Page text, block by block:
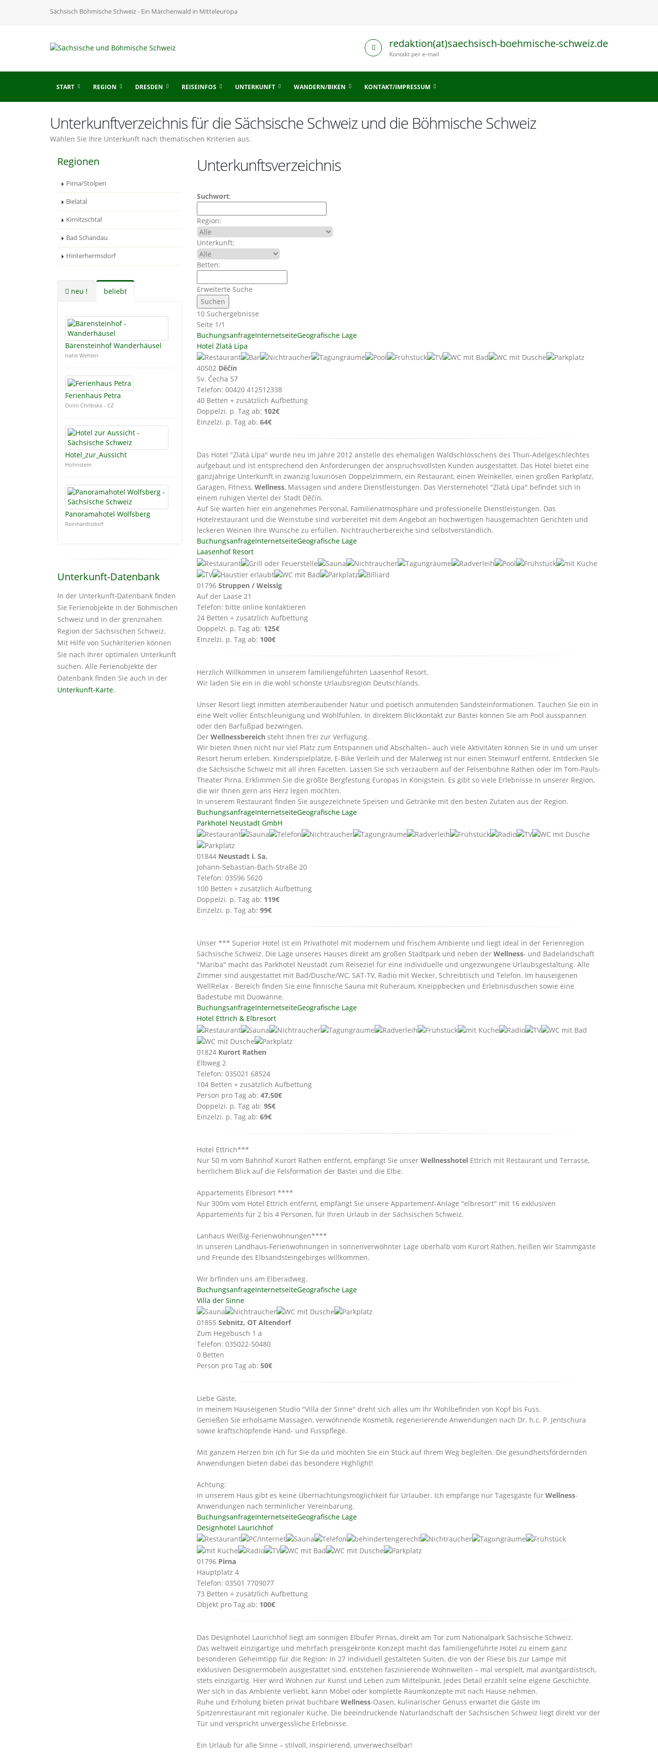
Sächsisch Böhmische Schweiz - Ein Märchenwald in Mitteleuropa
redaktion(at)saechsisch-boehmische-schweiz.de
Kontakt per e-mail
START REGION DRESDEN REISEINFOS UNTERKUNFT WANDERN/BIKEN KONTAKT/IMPRESSUM
Unterkunftverzeichnis für die Sächsische Schweiz und die Böhmische Schweiz
Wählen Sie Ihre Unterkunft nach thematischen Kriterien aus.
Regionen
Pirna/Stolpen
Bielatal
Kirnitzschtal
Bad Schandau
Hinterhermsdorf
neu ! beliebt
Bärensteinhof Wanderhäusel
nahe Wehlen
Ferienhaus Petra
Dolni Chribska - CZ
Hotel_zur_Aussicht
Hohnstein
Panoramahotel Wolfsberg
Reinhardtsdorf
Unterkunft-Datenbank
In der Unterkunft-Datenbank finden
Sie Ferienobjekte in der Böhmischen
Schweiz und in der grenznahen
Region der Sächsischen Schweiz.
Mit Hilfe von Suchkriterien können
Sie nach Ihrer optimalen Unterkunft
suchen. Alle Ferienobjekte der
Datenbank finden Sie auch in der
Unterkunft-Karte.
Unterkunftsverzeichnis
Suchwort:
Region:
Unterkunft:
Betten:
Erweiterte Suche
10 Suchergebnisse
Seite 1/1
BuchungsanfrageInternetseiteGeografische Lage
Hotel Zlatá Lípa
40502 Děčín
Sv. Čecha 57
Telefon: 00420 412512338
40 Betten + zusätzlich Aufbettung
Doppelzi. p. Tag ab: 102€
Einzelzi. p. Tag ab: 64€
Das Hotel "Zlatá Lípa" wurde neu im Jahre 2012 anstelle des ehemaligen Waldschlösschens des Thun-Adelgeschlechtes
aufgebaut und ist entsprechend den Anforderungen der anspruchsvollsten Kunden ausgestattet. Das Hotel bietet eine
ganzjährige Unterkunft in zwanzig luxuriösen Doppelzimmern, ein Restaurant, einen Weinkeller, einen großen Parkplatz,
Garagen, Fitness, Wellness, Massagen und andere Dienstleistungen. Das Viersternehotel "Zlatá Lípa" befindet sich in
einem ruhigen Viertel der Stadt Děčín.
Auf Sie warten hier ein angenehmes Personal, Familienatmosphäre und professionelle Dienstleistungen. Das
Hotelrestaurant und die Weinstube sind vorbereitet mit dem Angebot an hochwertigen hausgemachten Gerichten und
leckeren Weinen Ihre Wünsche zu erfüllen. Nichtraucherbereiche sind selbstverständlich.
BuchungsanfrageInternetseiteGeografische Lage
Laasenhof Resort
01796 Struppen / Weissig
Auf der Laase 21
Telefon: bitte online kontaktieren
24 Betten + zusätzlich Aufbettung
Doppelzi. p. Tag ab: 125€
Einzelzi. p. Tag ab: 100€
Herzlich Willkommen in unserem familiengeführten Laasenhof Resort.
Wir laden Sie ein in die wohl schönste Urlaubsregion Deutschlands.
Unser Resort liegt inmitten atemberaubender Natur und poetisch anmutenden Sandsteinformationen. Tauchen Sie ein in
eine Welt voller Entschleunigung und Wohlfühlen. In direktem Blickkontakt zur Bastei können Sie am Pool ausspannen
oder den Barfußpad bezwingen.
Der Wellnessbereich steht Ihnen frei zur Verfügung.
Wir bieten Ihnen nicht nur viel Platz zum Entspannen und Abschalten– auch viele Aktivitäten können Sie in und um unser
Resort herum erleben. Kinderspielplätze, E-Bike Verleih und der Malerweg ist nur einen Steinwurf entfernt. Entdecken Sie
die Sächsische Schweiz mit all ihren Facetten. Lassen Sie sich verzaubern auf der Felsenbühne Rathen oder im Tom-Pauls-
Theater Pirna. Erklimmen Sie die größte Bergfestung Europas in Königstein. Es gibt so viele Erlebnisse in unserer Region,
die wir Ihnen gern ans Herz legen möchten.
In unserem Restaurant finden Sie ausgezeichnete Speisen und Getränke mit den besten Zutaten aus der Region.
BuchungsanfrageInternetseiteGeografische Lage
Parkhotel Neustadt GmbH
01844 Neustadt i. Sa.
Johann-Sebastian-Bach-Straße 20
Telefon: 03596 5620
100 Betten + zusätzlich Aufbettung
Doppelzi. p. Tag ab: 119€
Einzelzi. p. Tag ab: 99€
Unser *** Superior Hotel ist ein Privathotel mit modernem und frischem Ambiente und liegt ideal in der Ferienregion
Sächsische Schweiz. Die Lage unseres Hauses direkt am großen Stadtpark und neben der Wellness- und Badelandschaft
"Mariba" macht das Parkhotel Neustadt zum Reiseziel für eine individuelle und ungezwungene Urlaubsgestaltung. Alle
Zimmer sind ausgestattet mit Bad/Dusche/WC, SAT-TV, Radio mit Wecker, Schreibtisch und Telefon. Im hauseigenen
WellRelax - Bereich finden Sie eine finnische Sauna mit Ruheraum, Kneippbecken und Erlebnisduschen sowie eine
Badestube mit Duowanne.
BuchungsanfrageInternetseiteGeografische Lage
Hotel Ettrich & Elbresort
01824 Kurort Rathen
Elbweg 2
Telefon: 035021 68524
104 Betten + zusätzlich Aufbettung
Person pro Tag ab: 47,50€
Doppelzi. p. Tag ab: 95€
Einzelzi. p. Tag ab: 69€
Hotel Ettrich***
Nur 50 m vom Bahnhof Kurort Rathen entfernt, empfängt Sie unser Wellnesshotel Ettrich mit Restaurant und Terrasse,
herrlichem Blick auf die Felsformation der Bastei und die Elbe.
Appartements Elbresort ****
Nur 300m vom Hotel Ettrich entfernt, empfängt Sie unsere Appartement-Anlage "elbresort" mit 16 exklusiven
Appartements für 2 bis 4 Personen, für Ihren Urlaub in der Sächsischen Schweiz.
Lanhaus Weißig-Ferienwohnungen****
In unseren Landhaus-Ferienwohnungen in sonnenverwöhnter Lage oberhalb vom Kurort Rathen, heißen wir Stammgäste
und Freunde des Elbsandsteingebirges willkommen.
Wir brfinden uns am Elberadweg.
BuchungsanfrageInternetseiteGeografische Lage
Villa der Sinne
01855 Sebnitz, OT Altendorf
Zum Hegebusch 1 a
Telefon: 035022-50480
0 Betten
Person pro Tag ab: 50€
Liebe Gäste,
in meinem Hauseigenen Studio "Villa der Sinne" dreht sich alles um Ihr Wohlbefinden von Kopf bis Fuss.
Genießen Sie erholsame Massagen, verwöhnende Kosmetik, regenerierende Anwendungen nach Dr. h.c. P. Jentschura
sowie kraftschöpfende Hand- und Fusspflege.
Mit ganzem Herzen bin ich für Sie da und möchten Sie ein Stück auf Ihrem Weg begleiten. Die gesundheitsfördernden
Anwendungen bieten dabei das besondere Highlight!
Achtung:
In unserem Haus gibt es keine Übernachtungsmöglichkeit für Urlauber. Ich empfange nur Tagesgäste für Wellness-
Anwendungen nach terminlicher Vereinbarung.
BuchungsanfrageInternetseiteGeografische Lage
Designhotel Laurichhof
01796 Pirna
Hauptplatz 4
Telefon: 03501 7709077
73 Betten + zusätzlich Aufbettung
Objekt pro Tag ab: 100€
Das Designhotel Laurichhof liegt am sonnigen Elbufer Pirnas, direkt am Tor zum Nationalpark Sächsische Schweiz.
Das weltweit einzigartige und mehrfach preisgekrönte Konzept macht das familiengeführte Hotel zu einem ganz
besonderen Geheimtipp für die Region: In 27 individuell gestalteten Suiten, die von der Fliese bis zur Lampe mit
exklusiven Designermöbeln ausgestattet sind, entstehen faszinierende Wohnwelten – mal verspielt, mal avantgardistisch,
stets einzigartig. Hier wird Wohnen zur Kunst und Leben zum Mittelpunkt, jedes Detail erzählt seine eigene Geschichte.
Wer sich in das Ambiente verliebt, kann Möbel oder komplette Raumkonzepte mit nach Hause nehmen.
Ruhe und Erholung bieten privat buchbare Wellness-Oasen, kulinarischer Genuss erwartet die Gäste im
Spitzenrestaurant mit regionaler Küche. Die beeindruckende Naturlandschaft der Sächsischen Schweiz liegt direkt vor der
Tür und verspricht unvergessliche Erlebnisse.
Ein Urlaub für alle Sinne – stilvoll, inspirierend, unverwechselbar!